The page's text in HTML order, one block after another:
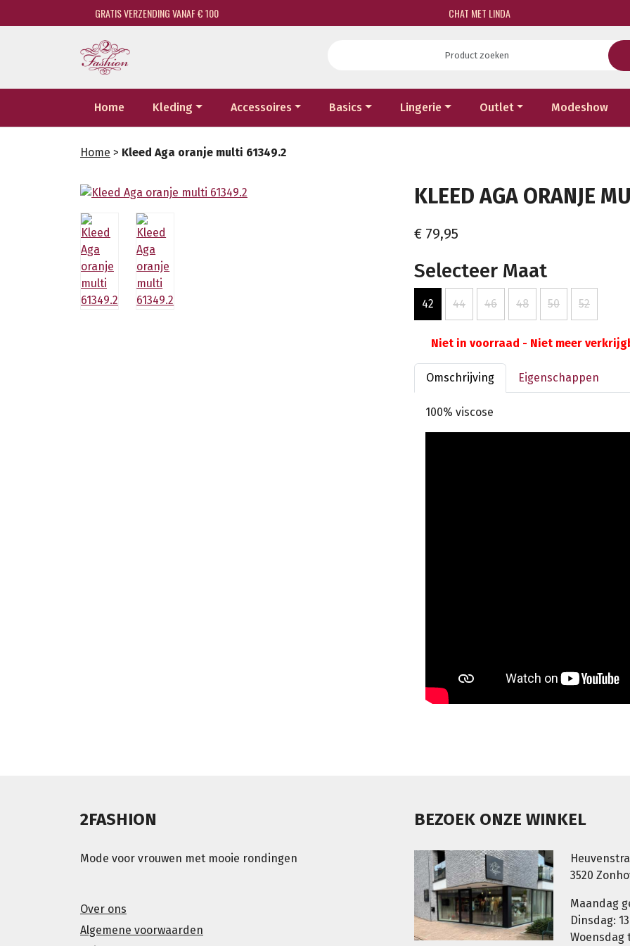
GRATIS VERZENDING VANAF € 100 CHAT MET LINDA
Home Kleding Accessoires Basics Lingerie Outlet Modeshow
Home > Kleed Aga oranje multi 61349.2
KLEED AGA ORANJE
€ 79,95
Selecteer Maat
42 44 46 48 50 52
Niet in voorraad - Niet meer
Omschrijving Eigenschappen
100% viscose
2FASHION
Mode voor vrouwen met mooie rondingen
Over ons
Algemene voorwaarden
BEZOEK ONZE WINKEL
3520
Maandag
Dinsdag:
Woensdag